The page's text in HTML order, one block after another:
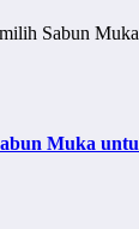
Muka